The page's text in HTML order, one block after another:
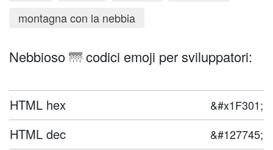
montagna con la nebbia
Nebbioso 🌁 codici emoji per sviluppatori:
HTML hex &#x1F301;
HTML dec &#127745;